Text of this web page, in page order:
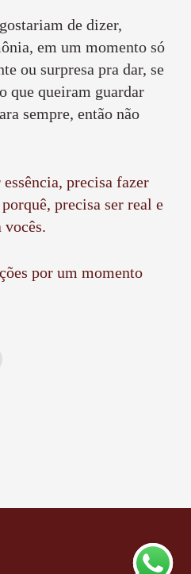
de dizer,
em um momento só
ou surpresa pra dar, se
que queiram guardar
sempre, então não
precisa fazer
precisa ser real e
por um momento